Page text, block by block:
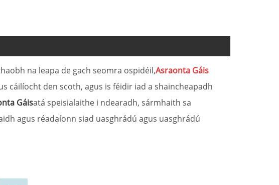
na leapa de gach seomra ospidéil,Asraonta Gáis
cáilíocht den scoth, agus is féidir iad a shaincheapadh
Gáisatá speisialaithe i ndearadh, sármhaith sa
agus réadaíonn siad uasghrádú agus uasghrádú